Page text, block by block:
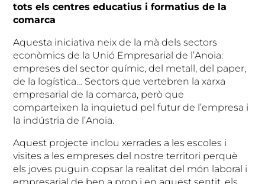
tots els centres educatius i formatius de la
comarca
Aquesta iniciativa neix de la mà dels sectors
econòmics de la Unió Empresarial de l’Anoia:
empreses del sector químic, del metall, del paper,
de la logística… Sectors que vertebren la xarxa
empresarial de la comarca, però que
comparteixen la inquietud pel futur de l’empresa i
la indústria de l’Anoia.
Aquest projecte inclou xerrades a les escoles i
visites a les empreses del nostre territori perquè
els joves puguin copsar la realitat del món laboral i